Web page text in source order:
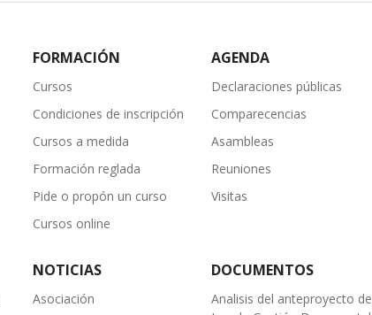
FORMACIÓN
Cursos
Condiciones de inscripción
Cursos a medida
Formación reglada
Pide o propón un curso
Cursos online
AGENDA
Declaraciones públicas
Comparecencias
Asambleas
Reuniones
Visitas
NOTICIAS
Asociación
DOCUMENTOS
Analisis del anteproyecto de